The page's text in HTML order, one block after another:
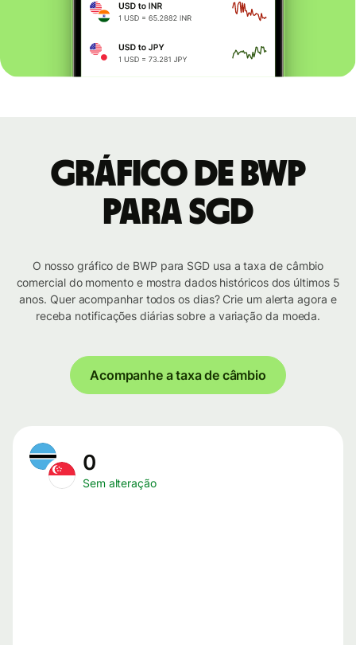
Gráfico de BWP
para SGD
O nosso gráfico de BWP para SGD usa a taxa de câmbio
comercial do momento e mostra dados históricos dos últimos 5
anos. Quer acompanhar todos os dias? Crie um alerta agora e
receba notificações diárias sobre a variação da moeda.
Acompanhe a taxa de câmbio
0
Sem alteração